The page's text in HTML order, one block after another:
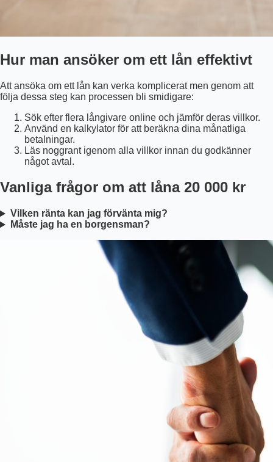
Hur man ansöker om ett lån effektivt
Att ansöka om ett lån kan verka komplicerat men genom att
följa dessa steg kan processen bli smidigare:
Sök efter flera långivare online och jämför deras villkor.
Använd en kalkylator för att beräkna dina månatliga
betalningar.
Läs noggrant igenom alla villkor innan du godkänner
något avtal.
Vanliga frågor om att låna 20 000 kr
Vilken ränta kan jag förvänta mig?
Måste jag ha en borgensman?